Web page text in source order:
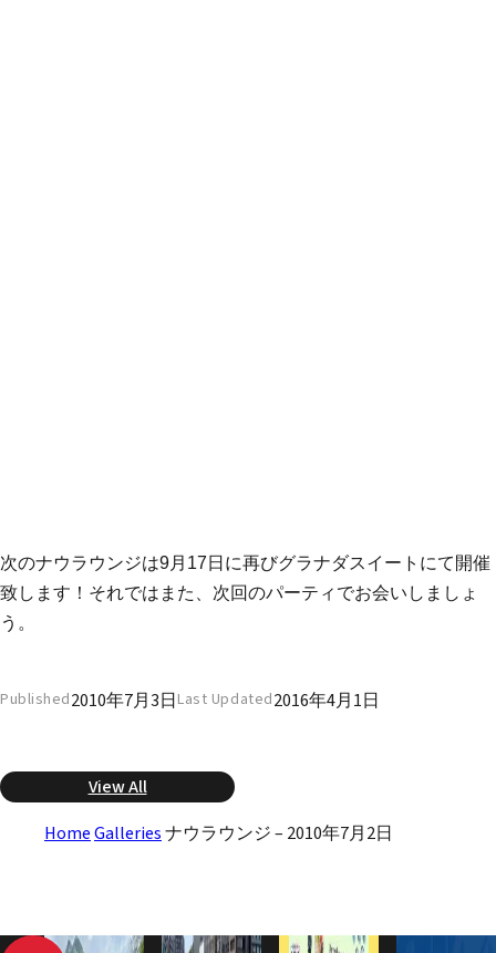
次のナウラウンジは9月17日に再びグラナダスイートにて開催
致します！それではまた、次回のパーティでお会いしましょ
う。
Published2010年7月3日Last Updated2016年4月1日
View All
HomeGalleriesナウラウンジ – 2010年7月2日